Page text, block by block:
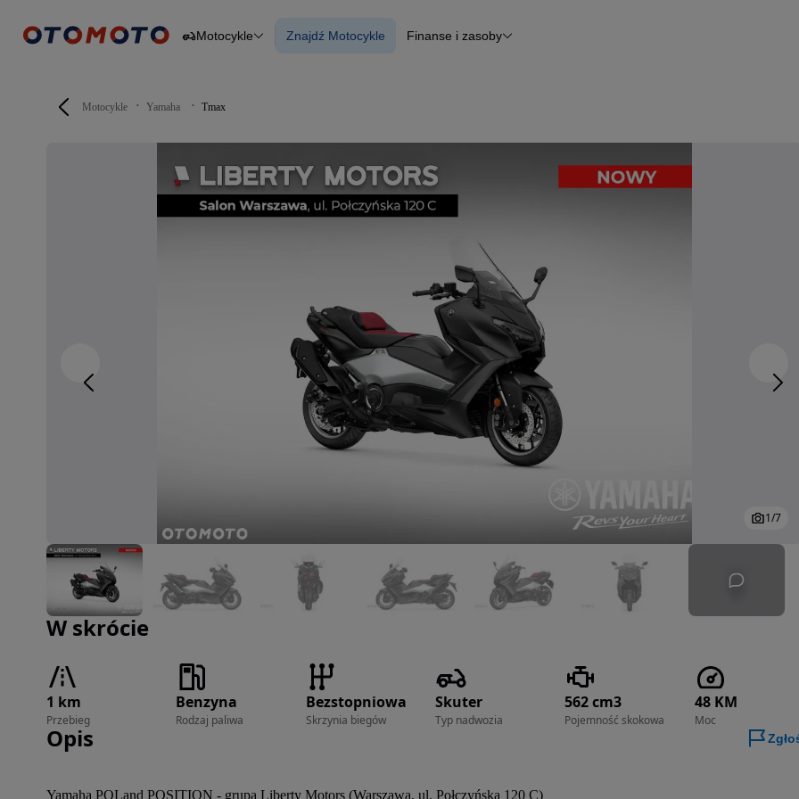
Osobowe
Motocykle
Motocykle Znajdź Motocykle Finanse i zasoby
Motocykle Yamaha Tmax
Zdjęcie 1 z 7
1/7
W skrócie
1 km
Przebieg
Benzyna
Rodzaj paliwa
Bezstopniowa
Skrzynia biegów
Skuter
Typ nadwozia
562 cm3
Pojemność skokowa
48 KM
Moc
Opis
Yamaha POLand POSITION - grupa Liberty Motors (Warszawa, ul. Połczyńska 120 C)